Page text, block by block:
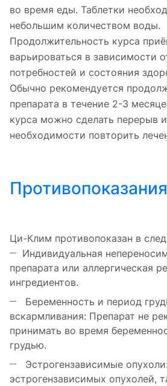
во время еды. Таблетки
небольшим количеством воды.
Продолжительность курса
варьироваться в зависимости
потребностей и состояния
Обычно рекомендуется
препарата в течение 2-3
курса можно сделать перерыв
необходимости повторить
Противопоказания
Ци-Клим противопоказан в
Индивидуальная
препарата или аллергическая
ингредиентов.
Беременность и период
вскармливания: Препарат не
принимать во время
грудью.
Эстрогензависимые
эстрогензависимых опухолей,